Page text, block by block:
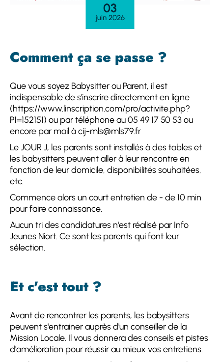
03
juin 2026
Comment ça se passe ?
Que vous soyez Babysitter ou Parent, il est
indispensable de s'inscrire directement en ligne
(https://www.linscription.com/pro/activite.php?
P1=152151) ou par téléphone au 05 49 17 50 53 ou
encore par mail à cij-mls@mls79.fr
Le JOUR J, les parents sont installés à des tables et
les babysitters peuvent aller à leur rencontre en
fonction de leur domicile, disponibilités souhaitées,
etc.
Commence alors un court entretien de - de 10 min
pour faire connaissance.
Aucun tri des candidatures n'est réalisé par Info
Jeunes Niort. Ce sont les parents qui font leur
sélection.
Et c'est tout ?
Avant de rencontrer les parents, les babysitters
peuvent s'entrainer auprès d'un conseiller de la
Mission Locale. Il vous donnera des conseils et pistes
d'amélioration pour réussir au mieux vos entretiens.